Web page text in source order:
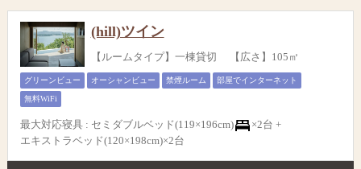
(hill)ツイン
【ルームタイプ】一棟貸切 【広さ】105㎡
グリーンビュー オーシャンビュー 禁煙ルーム 部屋でインターネット
無料WiFi
最大対応寝具 : セミダブルベッド(119×196cm)
×2台 +
エキストラベッド(120×198cm)×2台